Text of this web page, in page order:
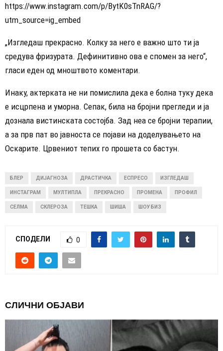
https://www.instagram.com/p/BytK0sTnRAG/?
utm_source=ig_embed
„Изгледаш прекрасно. Колку за него е важно што ти ја
средува фризурата. Дефинитивно ова е спомен за него“,
гласи еден од мноштвото коментари.
Инаку, актерката не ни помислила дека е болна туку дека
е исцрпена и уморна. Сепак, била на бројни прегледи и ја
дознала вистинската состојба. Зад неа се бројни терапии,
а за прв пат во јавноста се појави на доделувањето на
Оскарите. Црвениот тепих го прошета со бастун.
БЛЕР ДИЈАГНОЗА ДРАСТИЧКА ЕСПРЕСО ИЗГЛЕДАШ
ИНСТАГРАМ МУЛТИПЛА ПРЕКРАСНО ПРОМЕНА ПРОФИЛ
СЕЛМА СКЛЕРОЗА ТЕШКА ШИША ШОУ БИЗ
СПОДЕЛИ 0
СЛИЧНИ ОБЈАВИ